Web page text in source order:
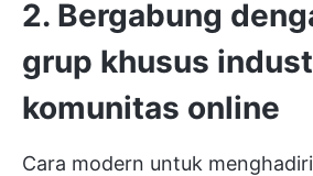
2. Bergabung
grup khusus
komunitas online
Cara modern untuk